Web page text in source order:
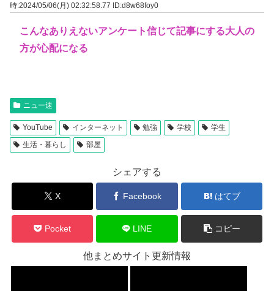
時:2024/05/06(月) 02:32:58.77
ID:d8w68foy0
こんなありえないアンケート信じて記事にする大人の
方が心配になる
ニュー速
YouTube インターネット 勉強 学校
学生
生活・暮らし
部屋
シェアする
X Facebook はてブ
Pocket LINE コピー
他まとめサイト更新情報